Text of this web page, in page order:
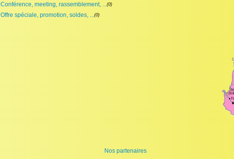
Conférence, meeting, rassemblement, ...(0)
Offre spéciale, promotion, soldes, ...(0)
Nos partenaires